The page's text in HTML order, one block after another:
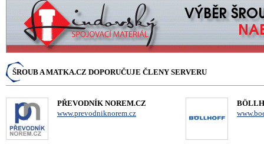
ŠROUB A MATKA.CZ DOPORUČUJE ČLENY SERVERU
PŘEVODNÍK NOREM.CZ
www.prevodniknorem.cz